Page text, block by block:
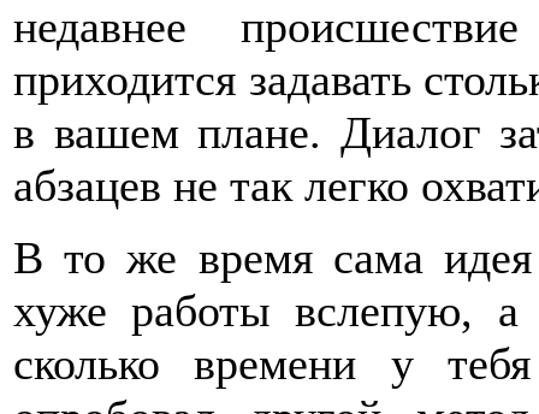
недавнее
приходится задавать
в вашем плане. Диалог
абзацев не так легко
В то же время сама идея
хуже работы вслепую,
сколько времени у